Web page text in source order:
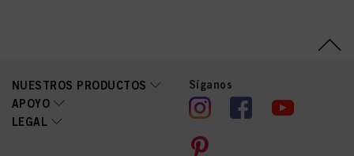
NUESTROS PRODUCTOS
APOYO
LEGAL
Síganos